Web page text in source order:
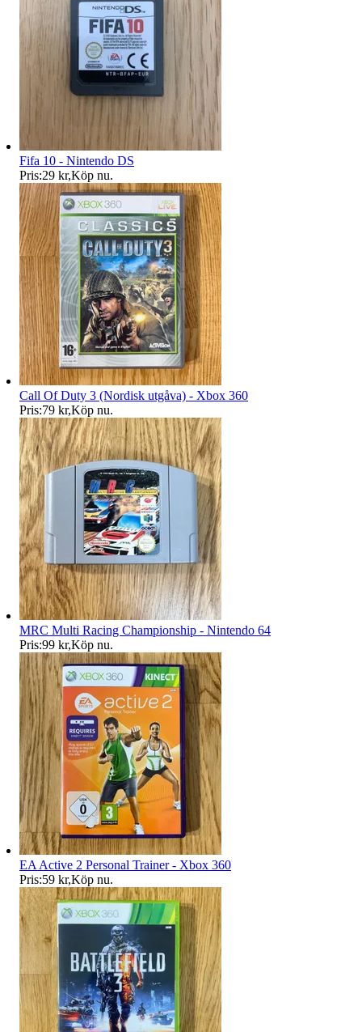
Fifa 10 - Nintendo DS
Pris:29 kr,Köp nu.
Call Of Duty 3 (Nordisk utgåva) - Xbox 360
Pris:79 kr,Köp nu.
MRC Multi Racing Championship - Nintendo 64
Pris:99 kr,Köp nu.
EA Active 2 Personal Trainer - Xbox 360
Pris:59 kr,Köp nu.